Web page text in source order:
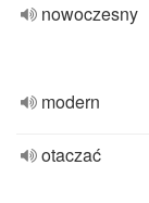
nowoczesny
modern
otaczać